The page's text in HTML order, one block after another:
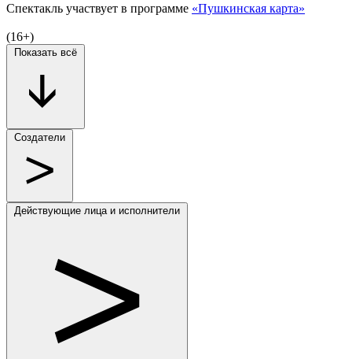
Спектакль участвует в программе «Пушкинская карта»
(16+)
Показать всё
Создатели
Действующие лица и исполнители